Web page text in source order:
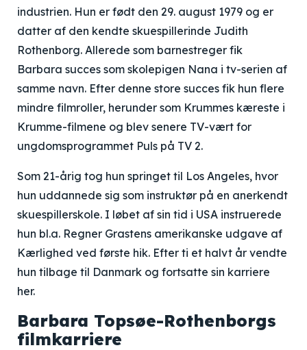
industrien. Hun er født den 29. august 1979 og er
datter af den kendte skuespillerinde Judith
Rothenborg. Allerede som barnestreger fik
Barbara succes som skolepigen Nana i tv-serien af
samme navn. Efter denne store succes fik hun flere
mindre filmroller, herunder som Krummes kæreste i
Krumme-filmene og blev senere TV-vært for
ungdomsprogrammet Puls på TV 2.
Som 21-årig tog hun springet til Los Angeles, hvor
hun uddannede sig som instruktør på en anerkendt
skuespillerskole. I løbet af sin tid i USA instruerede
hun bl.a. Regner Grastens amerikanske udgave af
Kærlighed ved første hik. Efter ti et halvt år vendte
hun tilbage til Danmark og fortsatte sin karriere
her.
Barbara Topsøe-Rothenborgs
filmkarriere